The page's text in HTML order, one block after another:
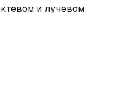
и лучевом